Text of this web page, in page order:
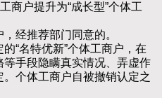
商户提升为“成长型”个体工
经推荐部门同意的。
名特优新”个体工商户，在
手段隐瞒真实情况、弄虚作
个体工商户自被撤销认定之